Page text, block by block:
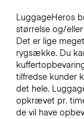
LuggageHeros
størrelse og/
Det er lige
rygsække. Du
tilfredse kunder
det hele.
opkrævet pr.
de vil have